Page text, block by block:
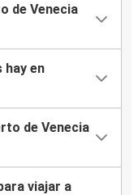
de Venecia
hay en
de Venecia
viajar a